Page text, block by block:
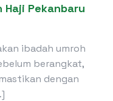
Haji Pekanbaru
ibadah umroh
berangkat,
dengan